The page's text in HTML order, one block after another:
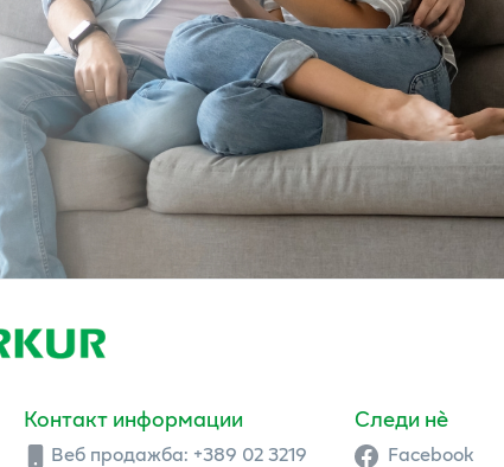
Контакт информации
Веб продажба: +389 02 3219
Следи нè
Facebook